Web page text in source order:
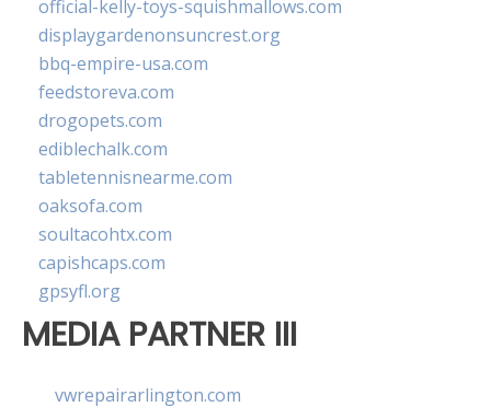
official-kelly-toys-squishmallows.com
displaygardenonsuncrest.org
bbq-empire-usa.com
feedstoreva.com
drogopets.com
ediblechalk.com
tabletennisnearme.com
oaksofa.com
soultacohtx.com
capishcaps.com
gpsyfl.org
MEDIA PARTNER III
vwrepairarlington.com